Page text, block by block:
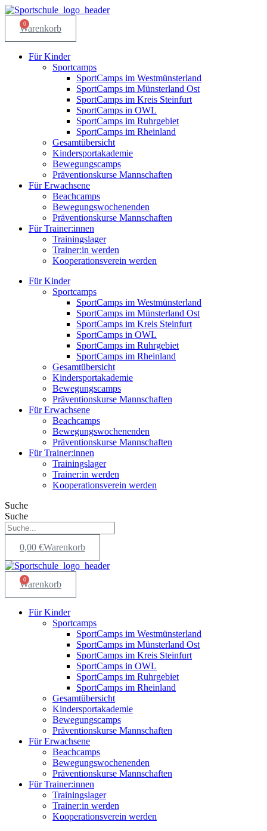
Zum
Inhalt
springen
0
Warenkorb
Für Kinder
Sportcamps
SportCamps im Westmünsterland
SportCamps im Münsterland Ost
SportCamps im Kreis Steinfurt
SportCamps in OWL
SportCamps im Ruhrgebiet
SportCamps im Rheinland
Gesamtübersicht
Kindersportakademie
Bewegungscamps
Präventionskurse Mannschaften
Für Erwachsene
Beachcamps
Bewegungswochenenden
Präventionskurse Mannschaften
Für Trainer:innen
Trainingslager
Trainer:in werden
Kooperationsverein werden
Für Kinder
Sportcamps
SportCamps im Westmünsterland
SportCamps im Münsterland Ost
SportCamps im Kreis Steinfurt
SportCamps in OWL
SportCamps im Ruhrgebiet
SportCamps im Rheinland
Gesamtübersicht
Kindersportakademie
Bewegungscamps
Präventionskurse Mannschaften
Für Erwachsene
Beachcamps
Bewegungswochenenden
Präventionskurse Mannschaften
Für Trainer:innen
Trainingslager
Trainer:in werden
Kooperationsverein werden
Suche
Suche
0,00 €Warenkorb
0
Warenkorb
Für Kinder
Sportcamps
SportCamps im Westmünsterland
SportCamps im Münsterland Ost
SportCamps im Kreis Steinfurt
SportCamps in OWL
SportCamps im Ruhrgebiet
SportCamps im Rheinland
Gesamtübersicht
Kindersportakademie
Bewegungscamps
Präventionskurse Mannschaften
Für Erwachsene
Beachcamps
Bewegungswochenenden
Präventionskurse Mannschaften
Für Trainer:innen
Trainingslager
Trainer:in werden
Kooperationsverein werden